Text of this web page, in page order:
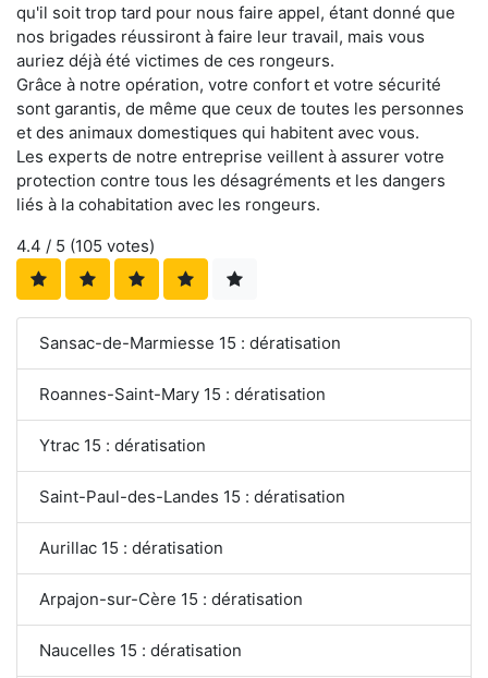
qu'il soit trop tard pour nous faire appel, étant donné que
nos brigades réussiront à faire leur travail, mais vous
auriez déjà été victimes de ces rongeurs.
Grâce à notre opération, votre confort et votre sécurité
sont garantis, de même que ceux de toutes les personnes
et des animaux domestiques qui habitent avec vous.
Les experts de notre entreprise veillent à assurer votre
protection contre tous les désagréments et les dangers
liés à la cohabitation avec les rongeurs.
4.4 / 5 (105 votes)
Sansac-de-Marmiesse 15 : dératisation
Roannes-Saint-Mary 15 : dératisation
Ytrac 15 : dératisation
Saint-Paul-des-Landes 15 : dératisation
Aurillac 15 : dératisation
Arpajon-sur-Cère 15 : dératisation
Naucelles 15 : dératisation